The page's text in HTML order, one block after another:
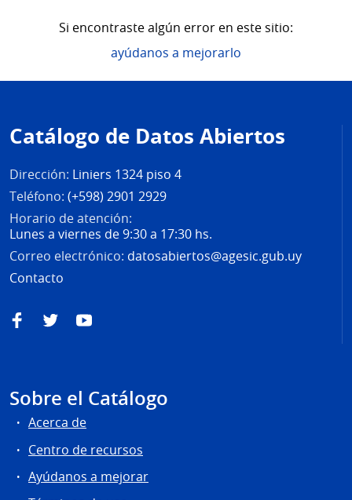
Si encontraste algún error en este sitio:
ayúdanos a mejorarlo
de
página
Catálogo de Datos Abiertos
Dirección: Liniers 1324 piso 4
Teléfono: (+598) 2901 2929
Horario de atención:
Lunes a viernes de 9:30 a 17:30 hs.
Correo electrónico: datosabiertos@agesic.gub.uy
Contacto
FacebookTwitterYouTube
Sobre el Catálogo
Acerca de
Centro de recursos
Ayúdanos a mejorar